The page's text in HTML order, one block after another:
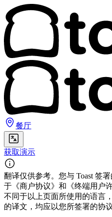
餐厅
获取演示
翻译仅供参考。您与 Toast 签
于《商户协议》和《终端用户
不同于以上页面所使用的语言
的译文，均应以您所签署的协